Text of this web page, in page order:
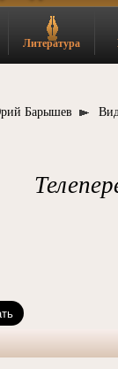
Литература
Барышев